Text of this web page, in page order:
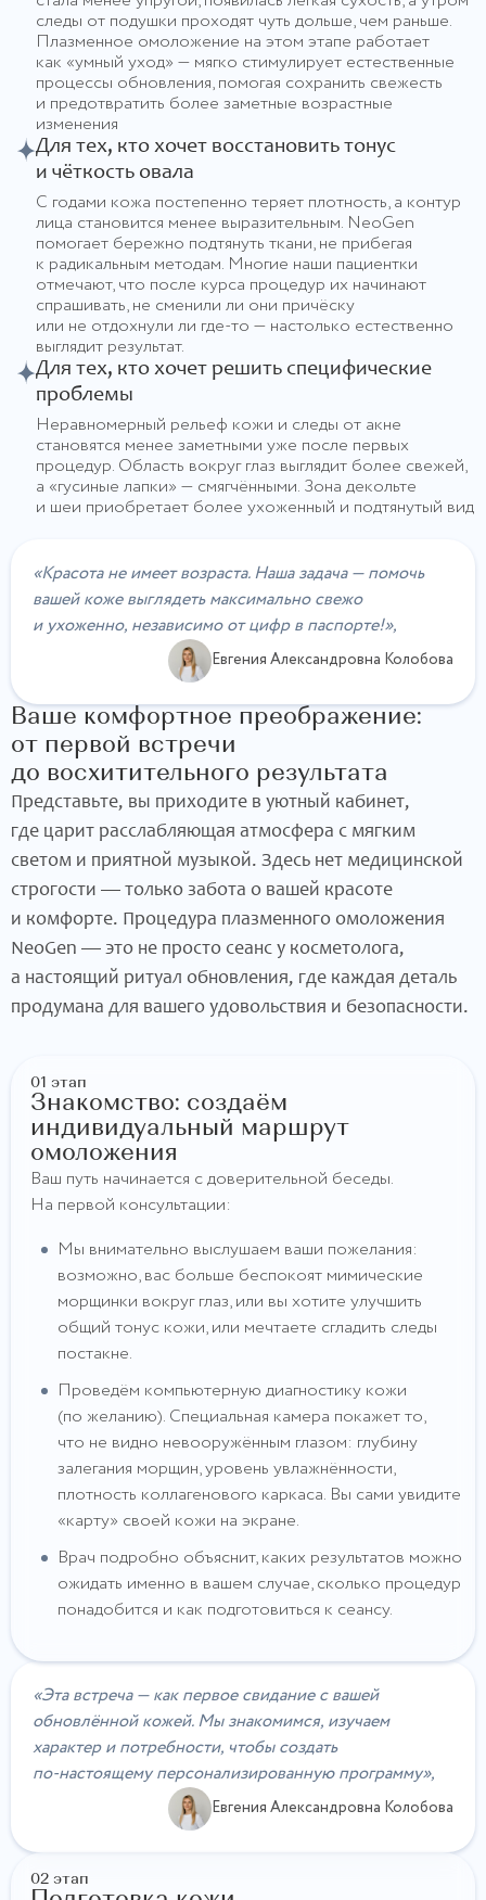
следы от подушки проходят чуть дольше, чем раньше.
Плазменное омоложение на этом этапе работает
как «умный уход» — мягко стимулирует естественные
процессы обновления, помогая сохранить свежесть
и предотвратить более заметные возрастные
изменения
Для тех, кто хочет восстановить тонус
и чёткость овала
С годами кожа постепенно теряет плотность, а контур
лица становится менее выразительным. NeoGen
помогает бережно подтянуть ткани, не прибегая
к радикальным методам. Многие наши пациентки
отмечают, что после курса процедур их начинают
спрашивать, не сменили ли они причёску
или не отдохнули ли где‑то — настолько естественно
выглядит результат.
Для тех, кто хочет решить специфические
проблемы
Неравномерный рельеф кожи и следы от акне
становятся менее заметными уже после первых
процедур. Область вокруг глаз выглядит более свежей,
а «гусиные лапки» — смягчёнными. Зона декольте
и шеи приобретает более ухоженный и подтянутый вид
«Красота не имеет возраста. Наша задача — помочь
вашей коже выглядеть максимально свежо
и ухоженно, независимо от цифр в паспорте!»,
Евгения Александровна Колобова
Ваше комфортное преображение:
от первой встречи
до восхитительного результата
Представьте, вы приходите в уютный кабинет,
где царит расслабляющая атмосфера с мягким
светом и приятной музыкой. Здесь нет медицинской
строгости — только забота о вашей красоте
и комфорте. Процедура плазменного омоложения
NeoGen — это не просто сеанс у косметолога,
а настоящий ритуал обновления, где каждая деталь
продумана для вашего удовольствия и безопасности.
01 этап
Знакомство: создаём
индивидуальный маршрут
омоложения
Ваш путь начинается с доверительной беседы.
На первой консультации:
Мы внимательно выслушаем ваши пожелания:
возможно, вас больше беспокоят мимические
морщинки вокруг глаз, или вы хотите улучшить
общий тонус кожи, или мечтаете сгладить следы
постакне.
Проведём компьютерную диагностику кожи
(по желанию). Специальная камера покажет то,
что не видно невооружённым глазом: глубину
залегания морщин, уровень увлажнённости,
плотность коллагенового каркаса. Вы сами увидите
«карту» своей кожи на экране.
Врач подробно объяснит, каких результатов можно
ожидать именно в вашем случае, сколько процедур
понадобится и как подготовиться к сеансу.
«Эта встреча — как первое свидание с вашей
обновлённой кожей. Мы знакомимся, изучаем
характер и потребности, чтобы создать
по‑настоящему персонализированную программу»,
Евгения Александровна Колобова
02 этап